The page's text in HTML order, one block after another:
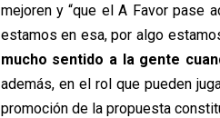
mejoren y “que el A Favor pase
estamos en esa, por algo
mucho sentido a la gente
además, en el rol que pueden
promoción de la propuesta